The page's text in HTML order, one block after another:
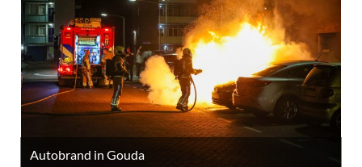
Autobrand in Gouda